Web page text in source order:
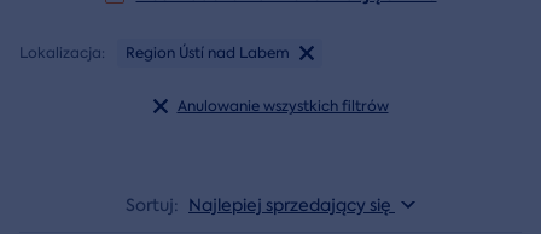
Lokalizacja: Region Ústí nad Labem
Anulowanie wszystkich filtrów
Sortuj: Najlepiej sprzedający się